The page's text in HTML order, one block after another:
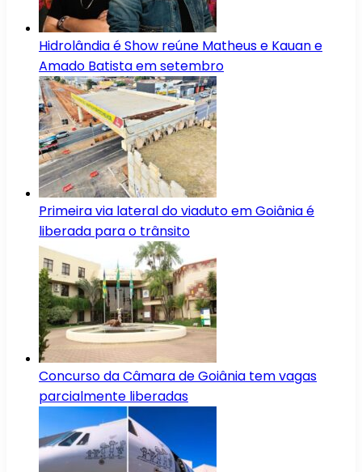
Hidrolândia é Show reúne Matheus e Kauan e
Amado Batista em setembro
Primeira via lateral do viaduto em Goiânia é
liberada para o trânsito
Concurso da Câmara de Goiânia tem vagas
parcialmente liberadas